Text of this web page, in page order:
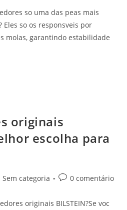
so uma das peas mais
so os responsveis por
molas, garantindo estabilidade
originais
escolha para
Sem categoria 0 comentário
originais BILSTEIN?Se voc